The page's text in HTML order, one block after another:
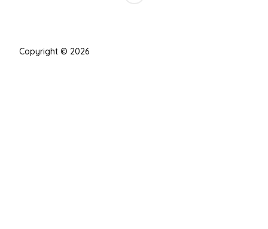
Copyright © 2026